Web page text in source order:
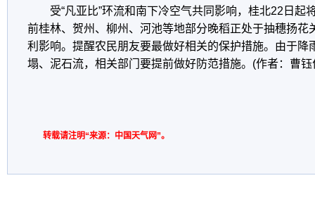
受“凡亚比”环流和南下冷空气共同影响，桂北22日起
前桂林、贺州、柳州、河池等地部分晚稻正处于抽穗扬花
利影响。提醒农民朋友要最做好相关的保护措施。由于降
塌、泥石流，相关部门要提前做好防范措施。(作者：曹
转载请注明“来源：中国天气网”。